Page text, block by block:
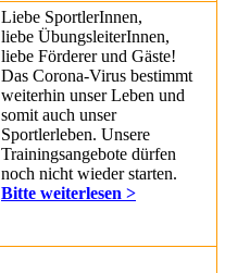
Liebe SportlerInnen,
liebe ÜbungsleiterInnen,
liebe Förderer und Gäste!
Das Corona-Virus bestimmt
weiterhin unser Leben und
somit auch unser
Sportlerleben. Unsere
Trainingsangebote dürfen
noch nicht wieder starten.
Bitte weiterlesen >